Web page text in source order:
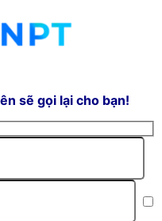
sẽ gọi lại cho bạn!